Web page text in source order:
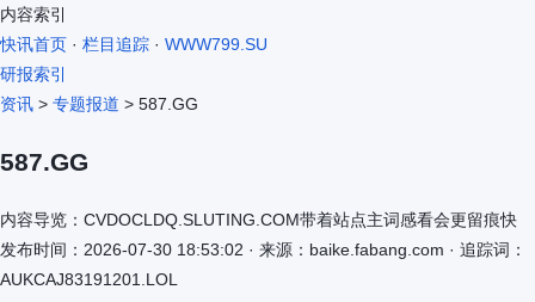
内容索引
快讯首页 · 栏目追踪 · WWW799.SU
研报索引
资讯 > 专题报道 > 587.GG
587.GG
内容导览：CVDOCLDQ.SLUTING.COM带着站点主词感看会更留痕快
发布时间：2026-07-30 18:53:02 · 来源：baike.fabang.com · 追踪词：
AUKCAJ83191201.LOL